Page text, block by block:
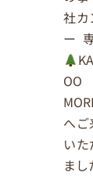
社
ー
OO
MORI
へ
いた
まし